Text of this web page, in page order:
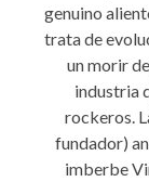
genuino
trata de
un morir
industria
rockeros.
fundador)
imberbe